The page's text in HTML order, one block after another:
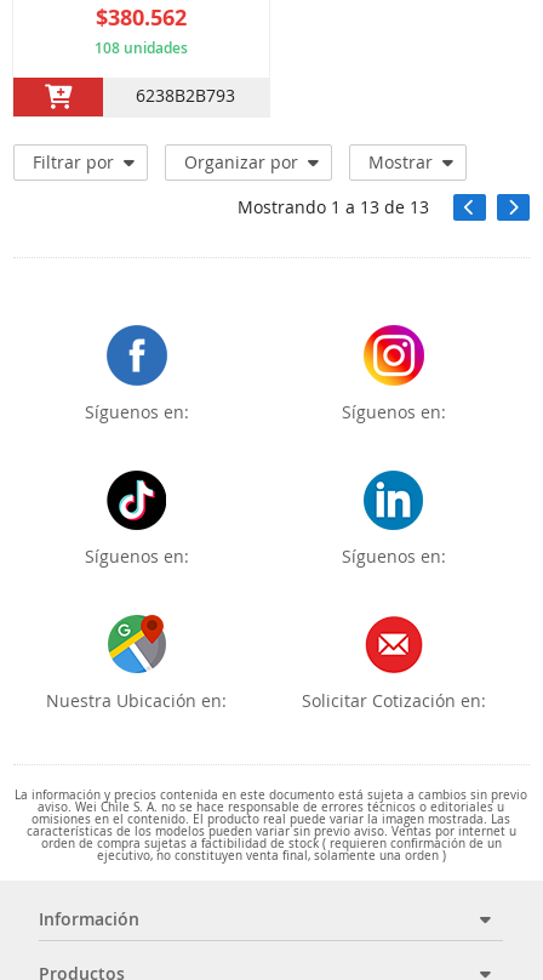
$380.562
108 unidades
6238B2B793
Filtrar por Organizar por
Mostrar
Mostrando 1 a 13de 13
Síguenos en: Síguenos en:
Síguenos en: Síguenos en:
Nuestra Ubicación en: Solicitar Cotización en:
La información y precios contenida en este documento está sujeta a cambios sin previo
aviso. Wei Chile S. A. no se hace responsable de errores técnicos o editoriales u
omisiones en el contenido. El producto real puede variar la imagen mostrada. Las
características de los modelos pueden variar sin previo aviso. Ventas por internet u
orden de compra sujetas a factibilidad de stock ( requieren confirmación de un
ejecutivo, no constituyen venta final, solamente una orden )
Información
Productos